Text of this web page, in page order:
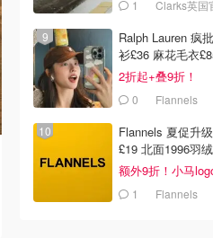
1 Clarks英国
Ralph Lauren 疯
衫£36 麻花毛衣
2折起+叠9折！
0 Flannels
Flannels 夏促升
£19 北面1996羽
额外9折！小马
1 Flannels